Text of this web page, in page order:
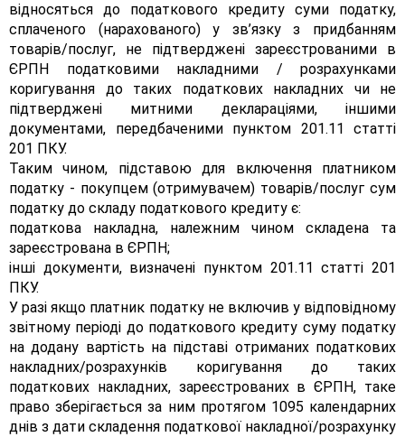
відносяться до податкового кредиту суми податку,
сплаченого (нарахованого) у зв’язку з придбанням
товарів/послуг, не підтверджені зареєстрованими в
ЄРПН податковими накладними / розрахунками
коригування до таких податкових накладних чи не
підтверджені митними деклараціями, іншими
документами, передбаченими пунктом 201.11 статті
201 ПКУ.
Таким чином, підставою для включення платником
податку - покупцем (отримувачем) товарів/послуг сум
податку до складу податкового кредиту є:
податкова накладна, належним чином складена та
зареєстрована в ЄРПН;
інші документи, визначені пунктом 201.11 статті 201
ПКУ.
У разі якщо платник податку не включив у відповідному
звітному періоді до податкового кредиту суму податку
на додану вартість на підставі отриманих податкових
накладних/розрахунків коригування до таких
податкових накладних, зареєстрованих в ЄРПН, таке
право зберігається за ним протягом 1095 календарних
днів з дати складення податкової накладної/розрахунку